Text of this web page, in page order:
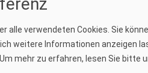
alle verwendeten Cookies. Sie
weitere Informationen anzeigen
Um mehr zu erfahren, lesen Sie bitte